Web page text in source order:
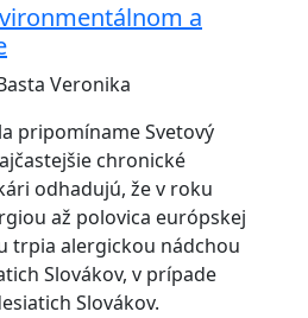
a
Veronika
pripomíname Svetový
chronické
odhadujú, že v roku
až polovica európskej
trpia alergickou nádchou
Slovákov, v prípade
Slovákov.